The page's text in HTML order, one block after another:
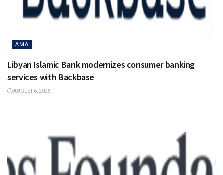
AMA
Libyan Islamic Bank modernizes consumer banking
services with Backbase
AUGUST 6, 2025